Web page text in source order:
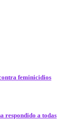
feminicidios
respondido a todas